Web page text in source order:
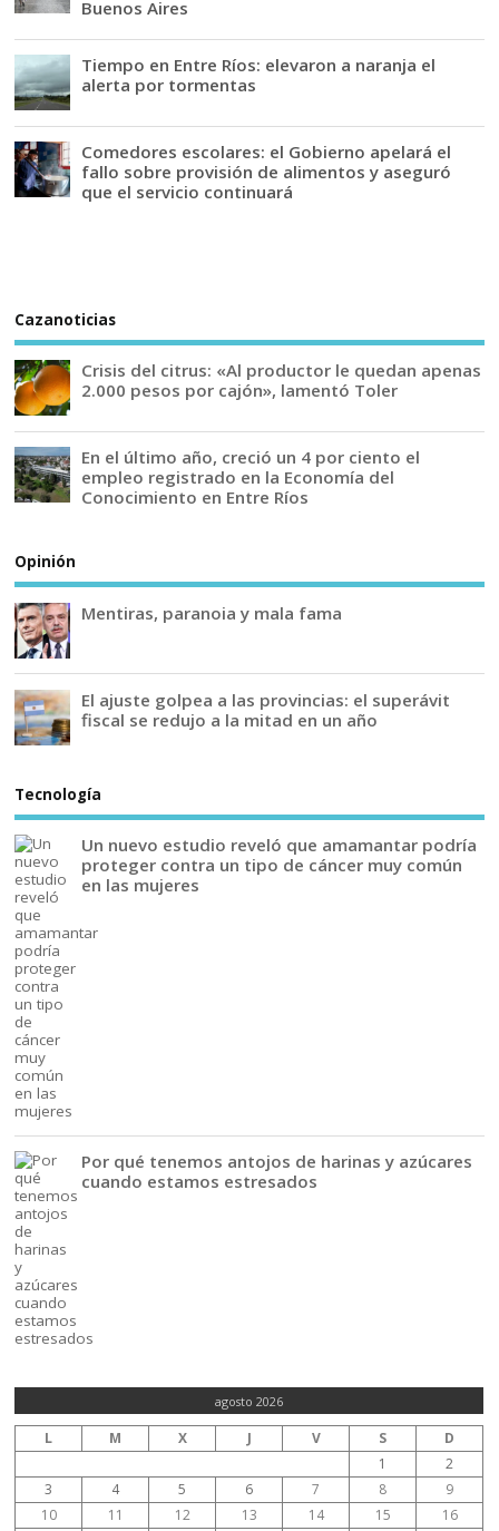
Buenos Aires
Tiempo en Entre Ríos: elevaron a naranja el
alerta por tormentas
Comedores escolares: el Gobierno apelará el
fallo sobre provisión de alimentos y aseguró
que el servicio continuará
Cazanoticias
Crisis del citrus: «Al productor le quedan apenas
2.000 pesos por cajón», lamentó Toler
En el último año, creció un 4 por ciento el
empleo registrado en la Economía del
Conocimiento en Entre Ríos
Opinión
Mentiras, paranoia y mala fama
El ajuste golpea a las provincias: el superávit
fiscal se redujo a la mitad en un año
Tecnología
Un nuevo estudio reveló que amamantar podría
proteger contra un tipo de cáncer muy común
en las mujeres
Por qué tenemos antojos de harinas y azúcares
cuando estamos estresados
agosto 2026
L M X J V S
D
1
2
3
4 5 6 7 8
9
10
11 12 13 14 15 16